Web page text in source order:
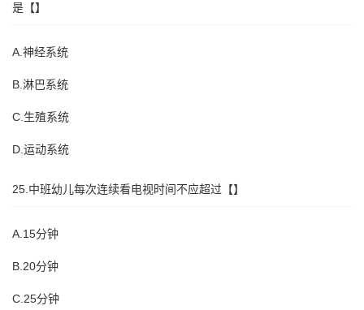
是【】
A.神经系统
B.淋巴系统
C.生殖系统
D.运动系统
25.中班幼儿每次连续看电视时间不应超过【】
A.15分钟
B.20分钟
C.25分钟